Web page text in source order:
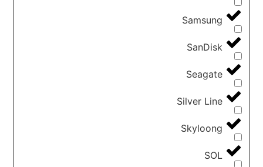
Samsung
SanDisk
Seagate
Silver Line
Skyloong
SOL